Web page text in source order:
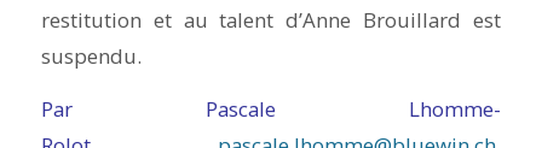
restitution et au talent d’Anne Brouillard est
suspendu.
Par Pascale Lhomme-